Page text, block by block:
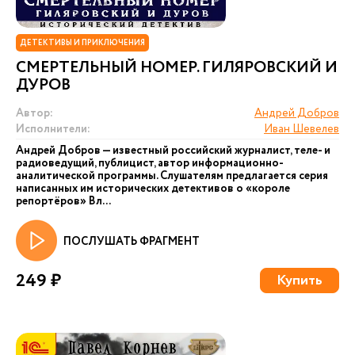
ДЕТЕКТИВЫ И ПРИКЛЮЧЕНИЯ
СМЕРТЕЛЬНЫЙ НОМЕР. ГИЛЯРОВСКИЙ И
ДУРОВ
Автор:
Андрей Добров
Исполнители:
Иван Шевелев
Андрей Добров — известный российский журналист, теле- и
радиоведущий, публицист, автор информационно-
аналитической программы. Слушателям предлагается серия
написанных им исторических детективов о «короле
репортёров» Вл...
ПОСЛУШАТЬ ФРАГМЕНТ
249 ₽ Купить